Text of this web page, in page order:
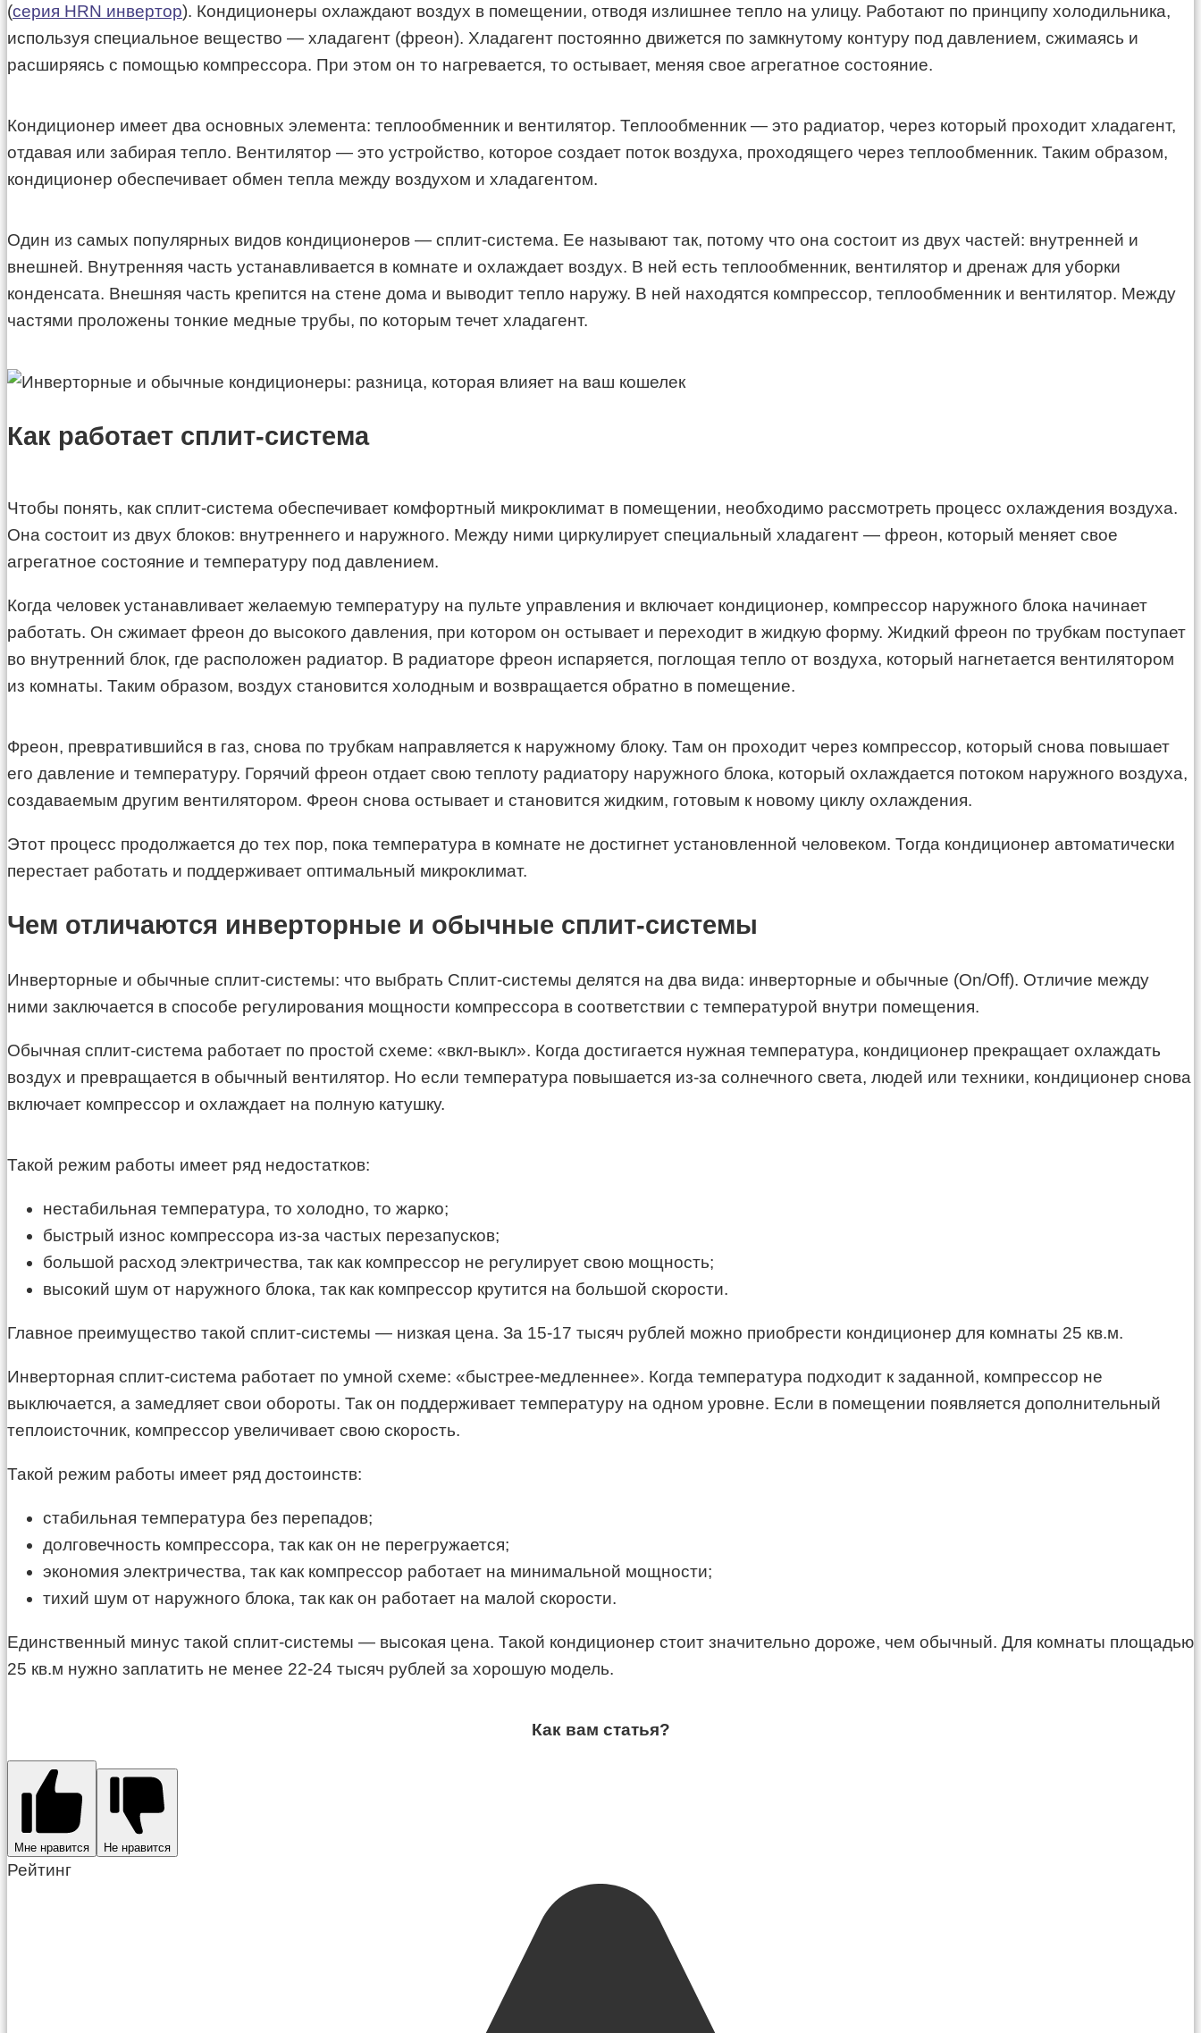
(серия HRN инвертор). Кондиционеры охлаждают воздух в помещении, отводя излишнее тепло на улицу. Работают по принципу холодильника,
используя специальное вещество — хладагент (фреон). Хладагент постоянно движется по замкнутому контуру под давлением, сжимаясь и
расширяясь с помощью компрессора. При этом он то нагревается, то остывает, меняя свое агрегатное состояние.
Кондиционер имеет два основных элемента: теплообменник и вентилятор. Теплообменник — это радиатор, через который проходит хладагент,
отдавая или забирая тепло. Вентилятор — это устройство, которое создает поток воздуха, проходящего через теплообменник. Таким образом,
кондиционер обеспечивает обмен тепла между воздухом и хладагентом.
Один из самых популярных видов кондиционеров — сплит-система. Ее называют так, потому что она состоит из двух частей: внутренней и
внешней. Внутренняя часть устанавливается в комнате и охлаждает воздух. В ней есть теплообменник, вентилятор и дренаж для уборки
конденсата. Внешняя часть крепится на стене дома и выводит тепло наружу. В ней находятся компрессор, теплообменник и вентилятор. Между
частями проложены тонкие медные трубы, по которым течет хладагент.
Как работает сплит-система
Чтобы понять, как сплит-система обеспечивает комфортный микроклимат в помещении, необходимо рассмотреть процесс охлаждения воздуха.
Она состоит из двух блоков: внутреннего и наружного. Между ними циркулирует специальный хладагент — фреон, который меняет свое
агрегатное состояние и температуру под давлением.
Когда человек устанавливает желаемую температуру на пульте управления и включает кондиционер, компрессор наружного блока начинает
работать. Он сжимает фреон до высокого давления, при котором он остывает и переходит в жидкую форму. Жидкий фреон по трубкам поступает
во внутренний блок, где расположен радиатор. В радиаторе фреон испаряется, поглощая тепло от воздуха, который нагнетается вентилятором
из комнаты. Таким образом, воздух становится холодным и возвращается обратно в помещение.
Фреон, превратившийся в газ, снова по трубкам направляется к наружному блоку. Там он проходит через компрессор, который снова повышает
его давление и температуру. Горячий фреон отдает свою теплоту радиатору наружного блока, который охлаждается потоком наружного воздуха,
создаваемым другим вентилятором. Фреон снова остывает и становится жидким, готовым к новому циклу охлаждения.
Этот процесс продолжается до тех пор, пока температура в комнате не достигнет установленной человеком. Тогда кондиционер автоматически
перестает работать и поддерживает оптимальный микроклимат.
Чем отличаются инверторные и обычные сплит-системы
Инверторные и обычные сплит-системы: что выбрать Сплит-системы делятся на два вида: инверторные и обычные (On/Off). Отличие между
ними заключается в способе регулирования мощности компрессора в соответствии с температурой внутри помещения.
Обычная сплит-система работает по простой схеме: «вкл-выкл». Когда достигается нужная температура, кондиционер прекращает охлаждать
воздух и превращается в обычный вентилятор. Но если температура повышается из-за солнечного света, людей или техники, кондиционер снова
включает компрессор и охлаждает на полную катушку.
Такой режим работы имеет ряд недостатков:
нестабильная температура, то холодно, то жарко;
быстрый износ компрессора из-за частых перезапусков;
большой расход электричества, так как компрессор не регулирует свою мощность;
высокий шум от наружного блока, так как компрессор крутится на большой скорости.
Главное преимущество такой сплит-системы — низкая цена. За 15-17 тысяч рублей можно приобрести кондиционер для комнаты 25 кв.м.
Инверторная сплит-система работает по умной схеме: «быстрее-медленнее». Когда температура подходит к заданной, компрессор не
выключается, а замедляет свои обороты. Так он поддерживает температуру на одном уровне. Если в помещении появляется дополнительный
теплоисточник, компрессор увеличивает свою скорость.
Такой режим работы имеет ряд достоинств:
стабильная температура без перепадов;
долговечность компрессора, так как он не перегружается;
экономия электричества, так как компрессор работает на минимальной мощности;
тихий шум от наружного блока, так как он работает на малой скорости.
Единственный минус такой сплит-системы — высокая цена. Такой кондиционер стоит значительно дороже, чем обычный. Для комнаты площадью
25 кв.м нужно заплатить не менее 22-24 тысяч рублей за хорошую модель.
Как вам статья?
Мне нравится Не нравится
Рейтинг